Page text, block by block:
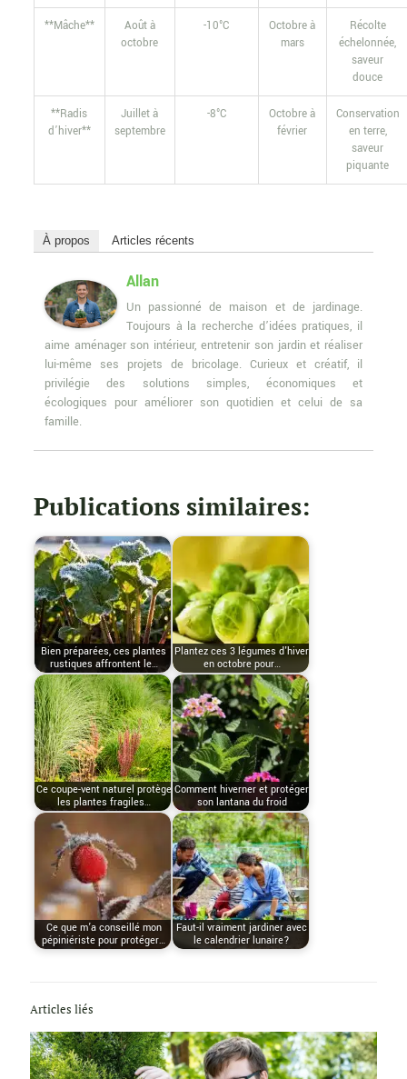
**Mâche**
Août à
octobre
-10°C
Octobre à
mars
Récolte
échelonnée,
saveur
douce
**Radis
d’hiver**
Juillet à
septembre
-8°C
Octobre à
février
Conservation
en terre,
saveur
piquante
À propos Articles récents
Allan
Un passionné de maison et de jardinage.
Toujours à la recherche d’idées pratiques, il
aime aménager son intérieur, entretenir son jardin et réaliser
lui-même ses projets de bricolage. Curieux et créatif, il
privilégie des solutions simples, économiques et
écologiques pour améliorer son quotidien et celui de sa
famille.
Publications similaires:
Bien préparées, ces plantes
rustiques affrontent le…
Plantez ces 3 légumes d'hiver
en octobre pour…
Ce coupe-vent naturel protège
les plantes fragiles…
Comment hiverner et protéger
son lantana du froid
Ce que m’a conseillé mon
pépiniériste pour protéger…
Faut-il vraiment jardiner avec
le calendrier lunaire?
Articles liés